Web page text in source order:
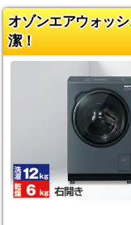
オゾンエアウォッ
潔！